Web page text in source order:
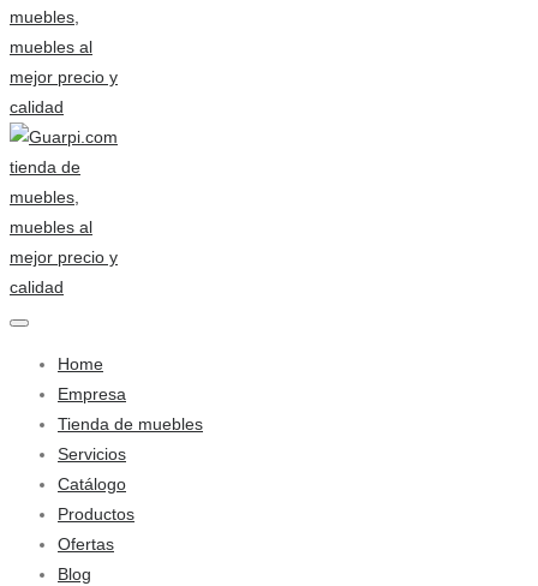
Home
Empresa
Tienda de muebles
Servicios
Catálogo
Productos
Ofertas
Blog